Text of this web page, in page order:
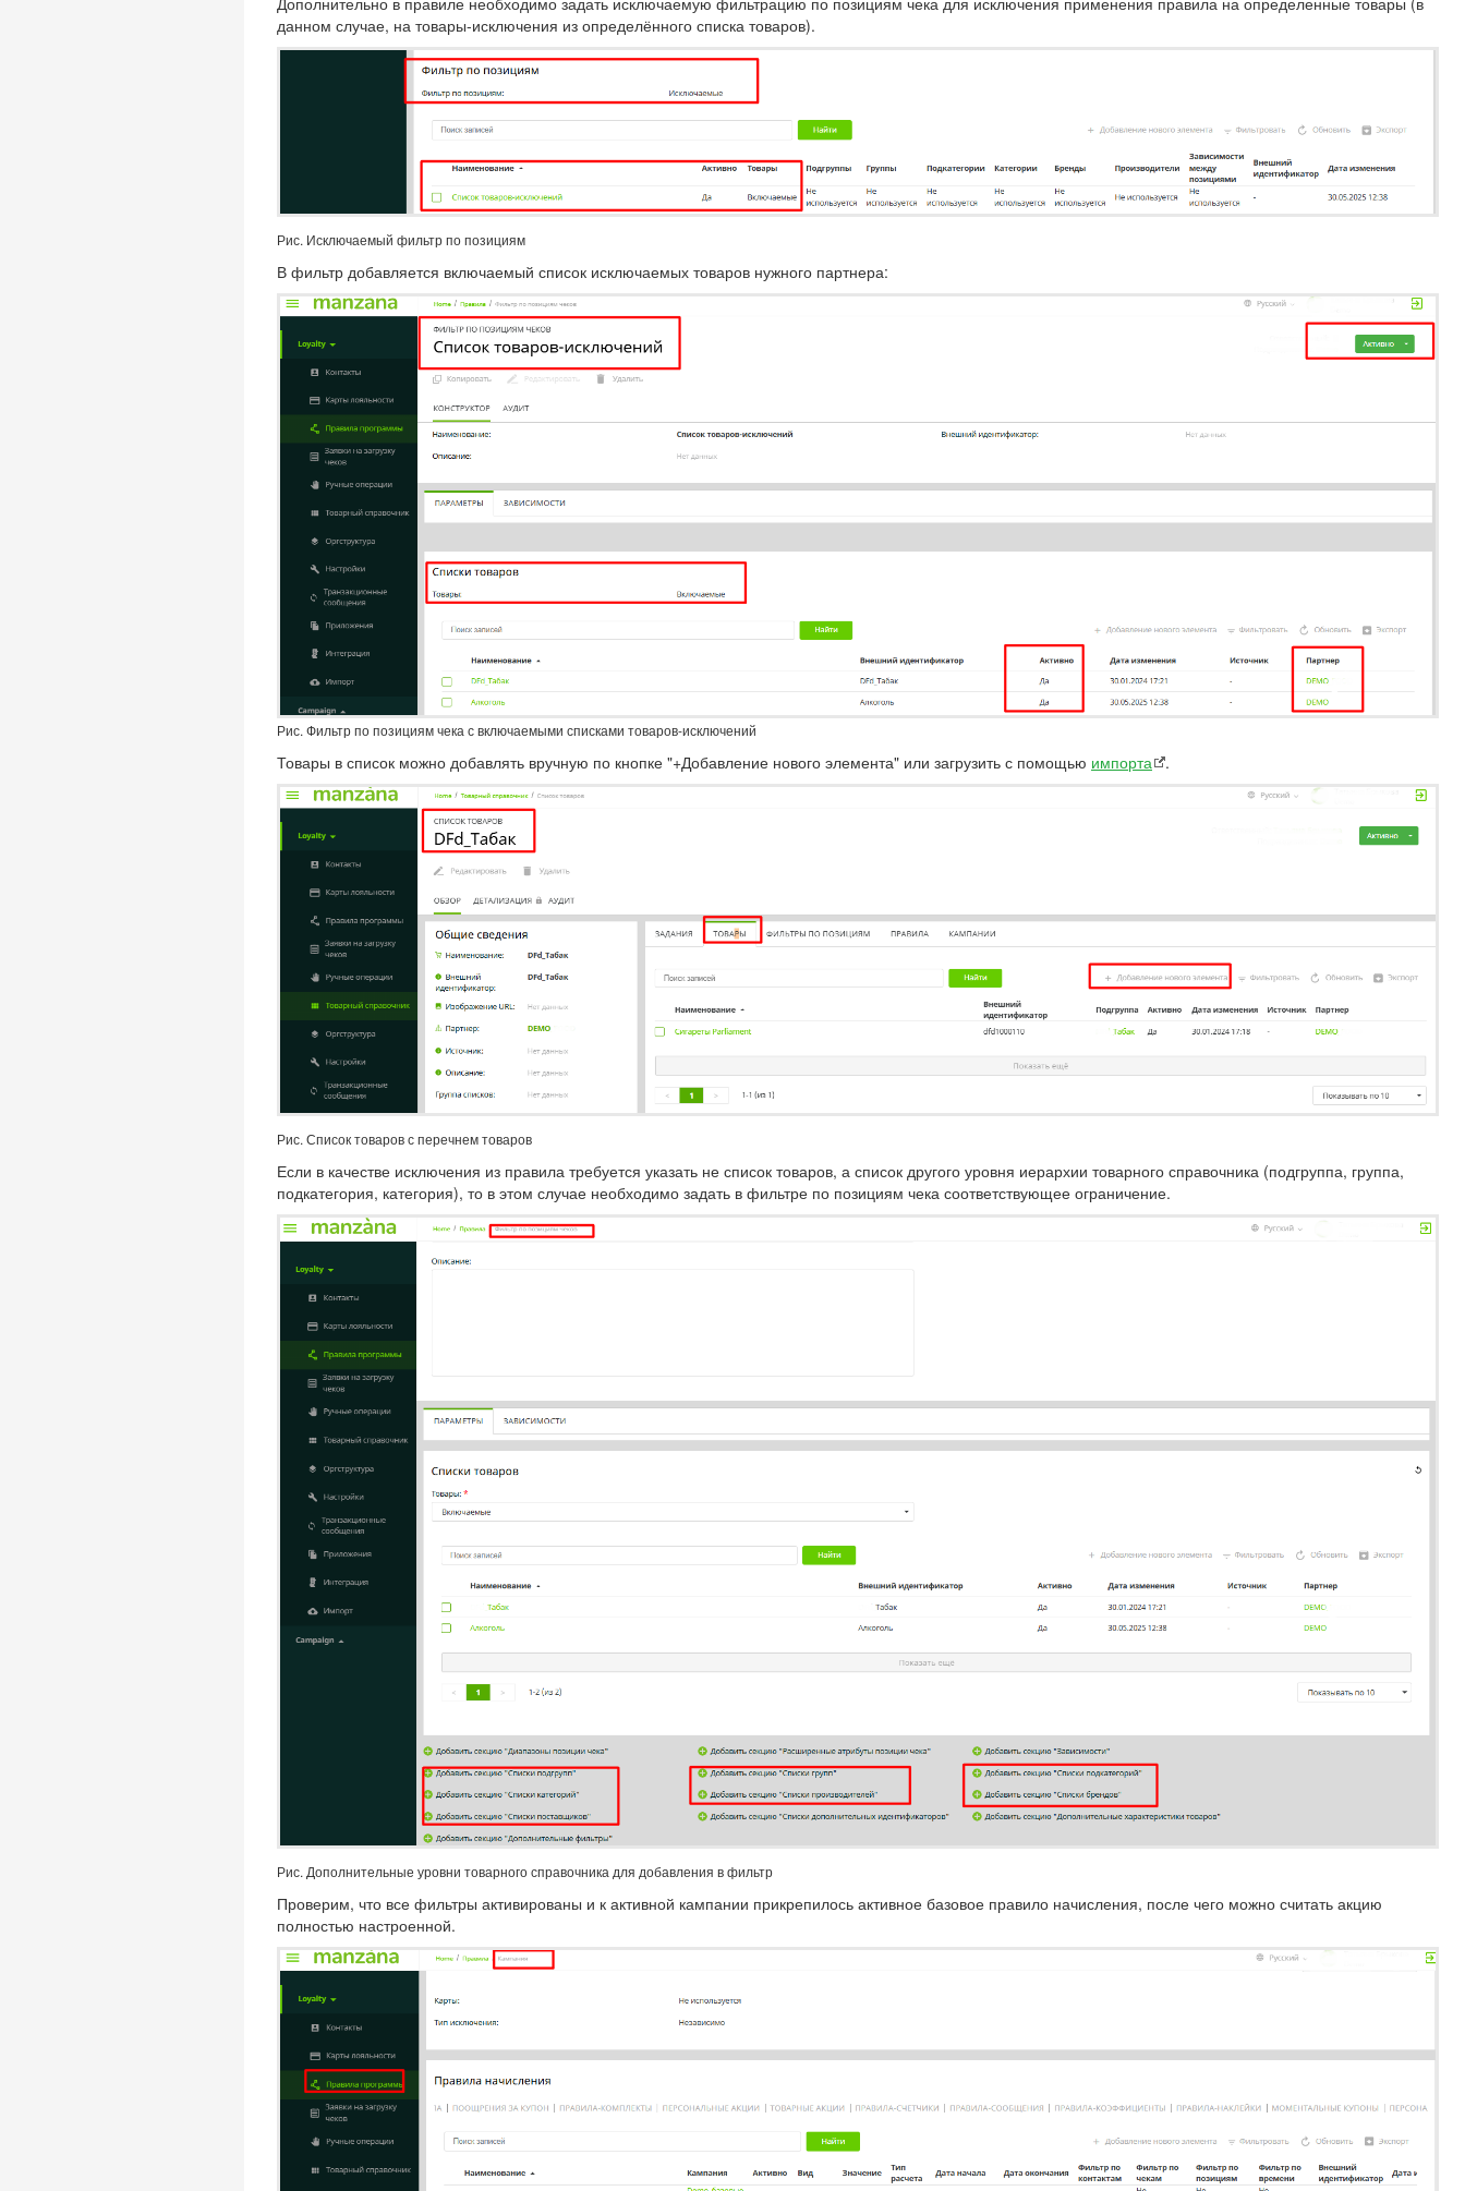
данном случае, на товары-исключения из определённого списка товаров).
Рис. Исключаемый фильтр по позициям
В фильтр добавляется включаемый список исключаемых товаров нужного партнера:
Рис. Фильтр по позициям чека с включаемыми списками товаров-исключений
Товары в список можно добавлять вручную по кнопке "+Добавление нового элемента" или загрузить с помощью импорта .
Рис. Список товаров с перечнем товаров
Если в качестве исключения из правила требуется указать не список товаров, а список другого уровня иерархии товарного справочника (подгруппа, группа,
подкатегория, категория), то в этом случае необходимо задать в фильтре по позициям чека соответствующее ограничение.
Рис. Дополнительные уровни товарного справочника для добавления в фильтр
Проверим, что все фильтры активированы и к активной кампании прикрепилось активное базовое правило начисления, после чего можно считать акцию
полностью настроенной.